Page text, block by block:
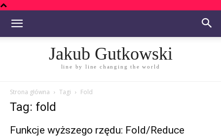
Jakub Gutkowski
line by line changing the world
Strona główna Tagi Fold
Tag: fold
Funkcje wyższego rzędu: Fold/Reduce